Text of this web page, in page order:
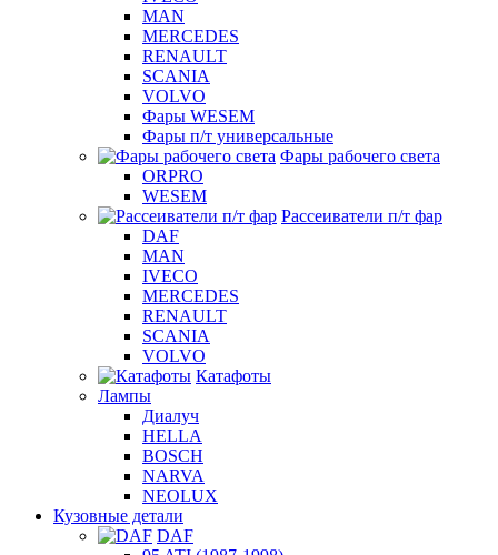
MAN
MERCEDES
RENAULT
SCANIA
VOLVO
Фары WESEM
Фары п/т универсальные
Фары рабочего света
ORPRO
WESEM
Рассеиватели п/т фар
DAF
MAN
IVECO
MERCEDES
RENAULT
SCANIA
VOLVO
Катафоты
Лампы
Диалуч
HELLA
BOSCH
NARVA
NEOLUX
Кузовные детали
DAF